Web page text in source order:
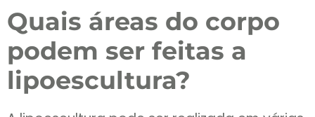
Quais áreas do corpo
podem ser feitas a
lipoescultura?